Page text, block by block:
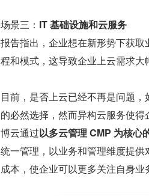
场景三： IT 基础设施和云服务
报告指出，企业想在新形势下获
程和模式，这导致企业上云需求大
目前，是否上云已经不再是问题
的必然选择，然而异构云服务使得
博云通过以多云管理 CMP 为核心
统一管理，以业务和管理维度提
成本，使企业可以更多关注自身业